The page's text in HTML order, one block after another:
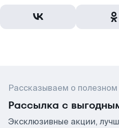
Рассказываем о
Рассылка с
Эксклюзивные акции,